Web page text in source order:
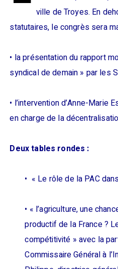
ville de Troyes. En
statutaires, le congrès sera
• la présentation du rapport
syndical de demain » par les
• l’intervention d’Anne-Marie
en charge de la
Deux tables rondes :
• « Le rôle de la PAC
• « l’agriculture, une
productif de la France ?
compétitivité » avec la
Commissaire Général à